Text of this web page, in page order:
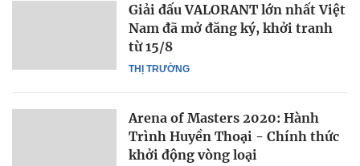
THỊ TRƯỜNG
Giải đấu VALORANT lớn nhất Việt
Nam đã mở đăng ký, khởi tranh
từ 15/8
Arena of Masters 2020: Hành
Trình Huyền Thoại - Chính thức
khởi động vòng loại